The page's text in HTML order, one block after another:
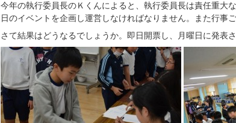
今年の執行委員長のＫくんによると、執行委員長は責任重大
日のイベントを企画し運営しなければなりません。また行事
さて結果はどうなるでしょうか。即日開票し、月曜日に発表さ